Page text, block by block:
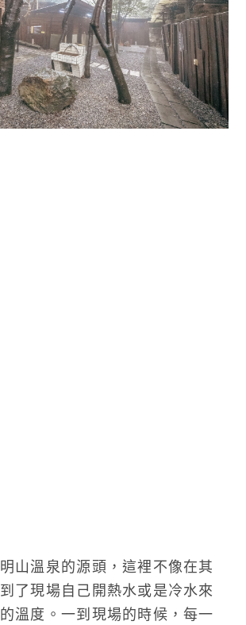
山溫泉的源頭，這裡不像在其
了現場自己開熱水或是冷水來
溫度。一到現場的時候，每一